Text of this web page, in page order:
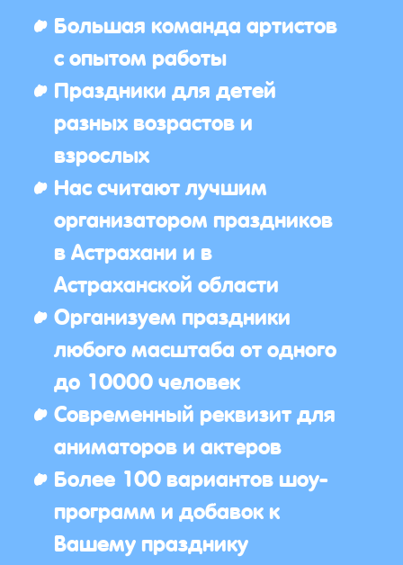
Большая команда артистов
с опытом работы
Праздники для детей
разных возрастов и
взрослых
Нас считают лучшим
организатором праздников
в Астрахани и в
Астраханской области
Организуем праздники
любого масштаба от одного
до 10000 человек
Современный реквизит для
аниматоров и актеров
Более 100 вариантов шоу-
программ и добавок к
Вашему празднику